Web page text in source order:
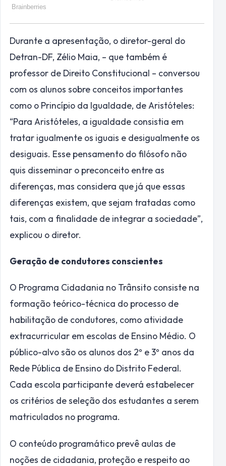
Durante a apresentação, o diretor-geral do
Detran-DF, Zélio Maia, – que também é
professor de Direito Constitucional – conversou
com os alunos sobre conceitos importantes
como o Princípio da Igualdade, de Aristóteles:
“Para Aristóteles, a igualdade consistia em
tratar igualmente os iguais e desigualmente os
desiguais. Esse pensamento do filósofo não
quis disseminar o preconceito entre as
diferenças, mas considera que já que essas
diferenças existem, que sejam tratadas como
tais, com a finalidade de integrar a sociedade”,
explicou o diretor.
Geração de condutores conscientes
O Programa Cidadania no Trânsito consiste na
formação teórico-técnica do processo de
habilitação de condutores, como atividade
extracurricular em escolas de Ensino Médio. O
público-alvo são os alunos dos 2º e 3º anos da
Rede Pública de Ensino do Distrito Federal.
Cada escola participante deverá estabelecer
os critérios de seleção dos estudantes a serem
matriculados no programa.
O conteúdo programático prevê aulas de
noções de cidadania, proteção e respeito ao